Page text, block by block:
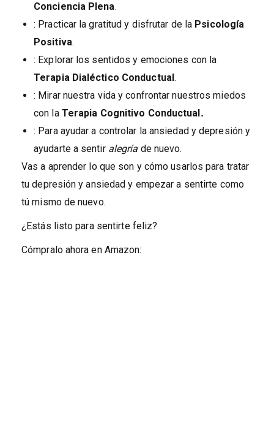
Conciencia Plena.
: Practicar la gratitud y disfrutar de la Psicología
Positiva.
: Explorar los sentidos y emociones con la
Terapia Dialéctico Conductual.
: Mirar nuestra vida y confrontar nuestros miedos
con la Terapia Cognitivo Conductual.
: Para ayudar a controlar la ansiedad y depresión y
ayudarte a sentir alegría de nuevo.
Vas a aprender lo que son y cómo usarlos para tratar
tu depresión y ansiedad y empezar a sentirte como
tú mismo de nuevo.
¿Estás listo para sentirte feliz?
Cómpralo ahora en Amazon: